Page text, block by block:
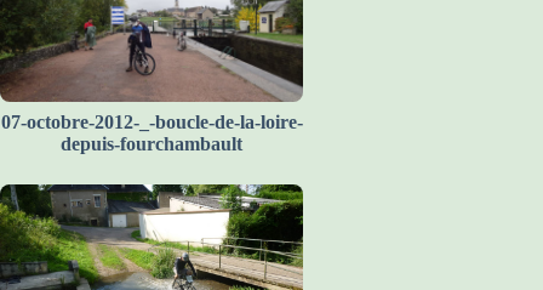
07-octobre-2012-_-boucle-de-la-loire-
depuis-fourchambault